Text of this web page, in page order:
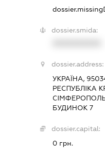
dossier.smida:
dossier.address:
УКРАЇНА,
РЕСПУБЛІКА
БУДИНОК 7
dossier.capital:
0 грн.